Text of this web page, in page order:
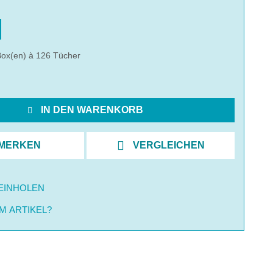
à 126 Tücher
IN DEN WARENKORB
MERKEN VERGLEICHEN
ARTIKEL?